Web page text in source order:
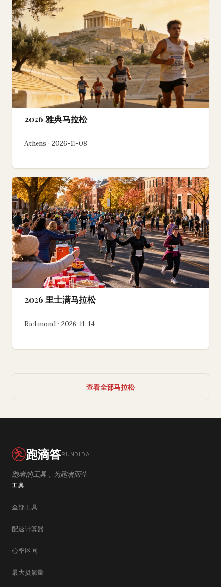
2026 雅典马拉松
Athens · 2026-11-08
2026 里士满马拉松
Richmond · 2026-11-14
查看全部马拉松
跑滴答RUNDIDA
跑者的工具，为跑者而生
工具
全部工具
配速计算器
心率区间
最大摄氧量